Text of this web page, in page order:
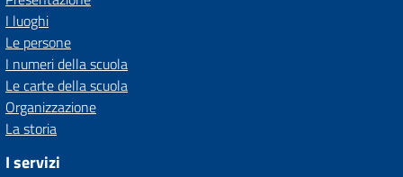
I luoghi
Le persone
I numeri della scuola
Le carte della scuola
Organizzazione
La storia
I servizi